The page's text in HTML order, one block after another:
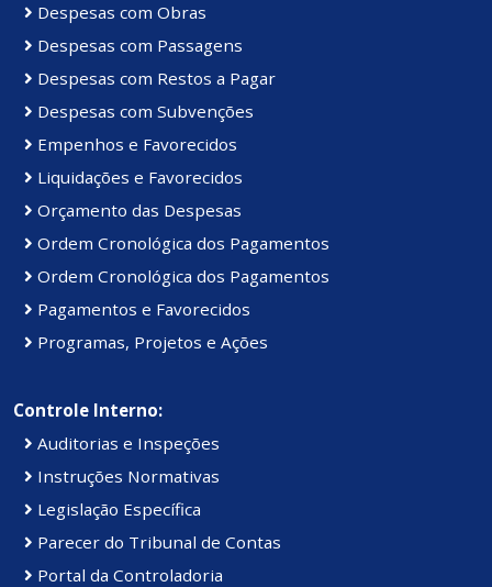
Despesas com Obras
Despesas com Passagens
Despesas com Restos a Pagar
Despesas com Subvenções
Empenhos e Favorecidos
Liquidações e Favorecidos
Orçamento das Despesas
Ordem Cronológica dos Pagamentos
Ordem Cronológica dos Pagamentos
Pagamentos e Favorecidos
Programas, Projetos e Ações
Controle Interno:
Auditorias e Inspeções
Instruções Normativas
Legislação Específica
Parecer do Tribunal de Contas
Portal da Controladoria